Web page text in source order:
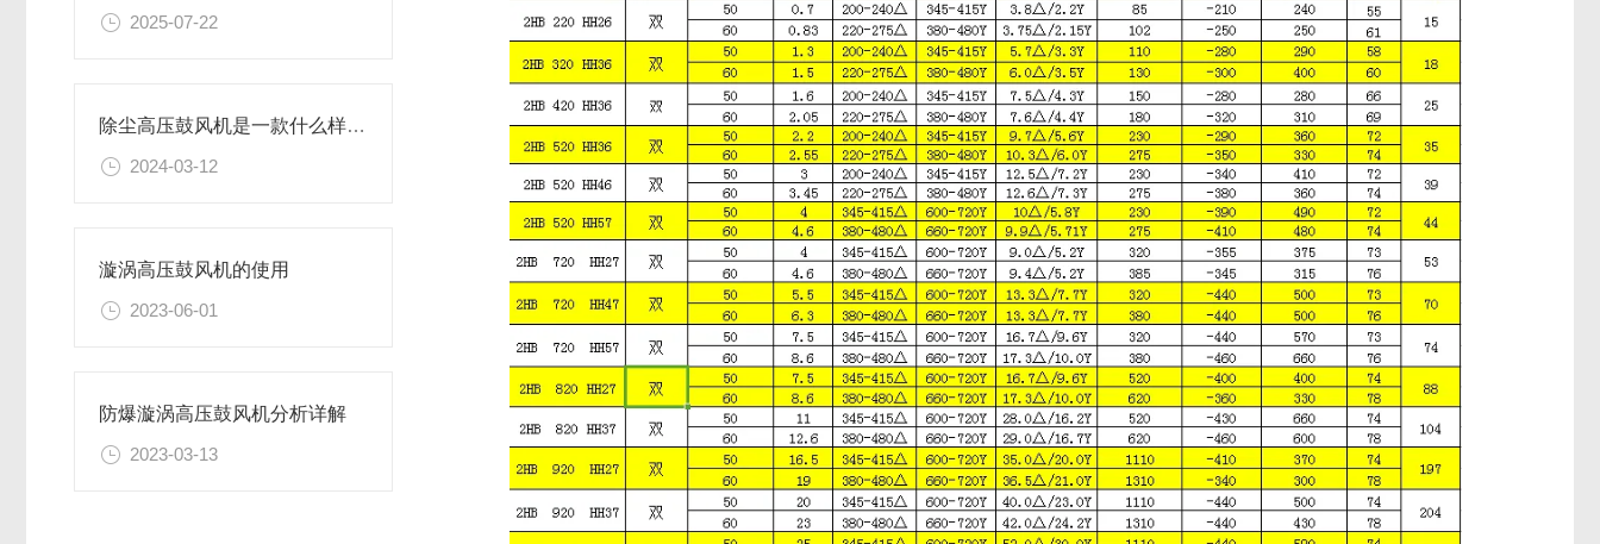
2025-07-22
除尘高压鼓风机是一款什么样的设备
2024-03-12
漩涡高压鼓风机的使用
2023-06-01
防爆漩涡高压鼓风机分析详解
2023-03-13